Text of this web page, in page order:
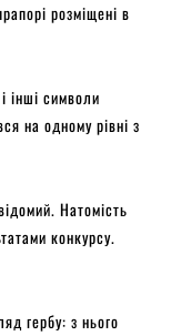
розміщені в
інші символи
на одному рівні з
Натомість
конкурсу.
гербу: з нього